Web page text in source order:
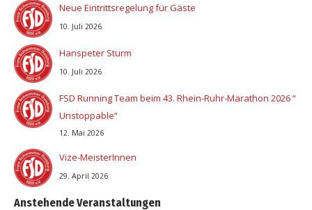
Neue Eintrittsregelung für Gäste
10. Juli 2026
Hanspeter Sturm
10. Juli 2026
FSD Running Team beim 43. Rhein-Ruhr-Marathon 2026 “
Unstoppable“
12. Mai 2026
Vize-MeisterInnen
29. April 2026
Anstehende Veranstaltungen